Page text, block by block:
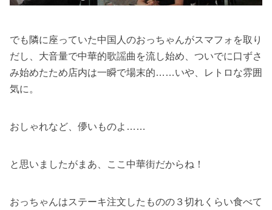
でも隣に座っていた中国人のおっちゃんがスマフォを取り
だし、大音量で中華的歌謡曲を流し始め、ついでに口ずさ
み始めたため店内は一瞬で場末的……いや、レトロな雰囲
気に。
おしゃれなど、儚いものよ……
と思いましたがまあ、ここ中華街だからね！
おっちゃんはステーキ注文したものの３切れくらい食べて